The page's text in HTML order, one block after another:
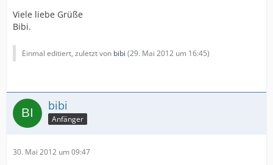
Viele liebe Grüße
Bibi.
Einmal editiert, zuletzt von bibi (29. Mai 2012 um 16:45)
bibi
Anfänger
30. Mai 2012 um 09:47